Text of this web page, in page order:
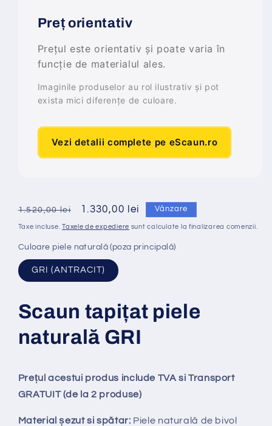
Preț orientativ
Prețul este orientativ și poate varia în
funcție de materialul ales.
Imaginile produselor au rol ilustrativ și pot
exista mici diferențe de culoare.
Vezi detalii complete pe eScaun.ro
Preț
obișnuit
1.520,00 lei
Preț
redus
1.330,00 lei Vânzare
Taxe incluse.Taxele de expediere sunt calculate la finalizarea comenzii.
Culoare piele naturală (poza principală)
GRI (ANTRACIT)
Scaun tapițat piele
naturală GRI
Prețul acestui produs include TVA si Transport
GRATUIT (de la 2 produse)
Material șezut si spătar: Piele naturală de bivol